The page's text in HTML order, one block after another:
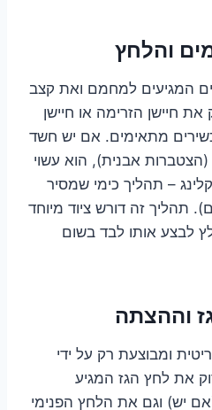
והלחץ
המגיעים למחמם ואת קצב
את חיישן הזרימה או חיישן
מתאימים. אם יש חשד
אבנית), הוא עשוי
– תהליך כימי שמסיר
תהליך זה דורש ציוד מיוחד
לבצע אותו לבד בשום
וההצתה
ומבוצעת רק על ידי
את לחץ הגז המגיע
יש) וגם את הלחץ הפנימי